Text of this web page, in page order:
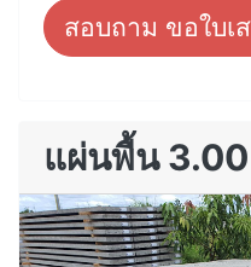
สอบถาม ขอใบเ
แผ่นพื้น 3.00